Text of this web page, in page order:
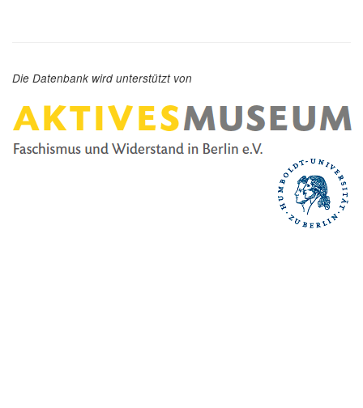
Die Datenbank wird unterstützt von